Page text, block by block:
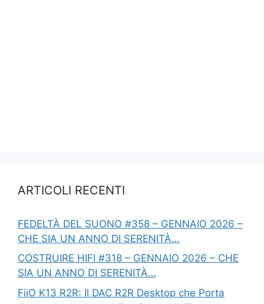
ARTICOLI RECENTI
FEDELTÀ DEL SUONO #358 – GENNAIO 2026 –
CHE SIA UN ANNO DI SERENITÀ…
COSTRUIRE HIFI #318 – GENNAIO 2026 – CHE
SIA UN ANNO DI SERENITÀ…
FiiO K13 R2R: Il DAC R2R Desktop che Porta